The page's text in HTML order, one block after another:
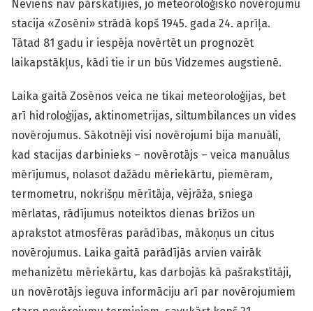
Neviens nav pārskatījies, jo meteoroloģisko novērojumu
stacija «Zosēni» strādā kopš 1945. gada 24. aprīļa.
Tātad 81 gadu ir iespēja novērtēt un prognozēt
laikapstākļus, kādi tie ir un būs Vidzemes augstienē.
Laika gaitā Zosēnos veica ne tikai meteoroloģijas, bet
arī hidroloģijas, aktinometrijas, siltumbilances un vides
novērojumus. Sākotnēji visi novērojumi bija manuāli,
kad stacijas darbinieks – novērotājs – veica manuālus
mērījumus, nolasot dažādu mēriekārtu, piemēram,
termometru, nokrišņu mērītāja, vējrāža, sniega
mērlatas, rādījumus noteiktos dienas brīžos un
aprakstot atmosfēras parādības, mākoņus un citus
novērojumus. Laika gaitā parādījās arvien vairāk
mehanizētu mēriekārtu, kas darbojās kā pašrakstītāji,
un novērotājs ieguva informāciju arī par novērojumiem